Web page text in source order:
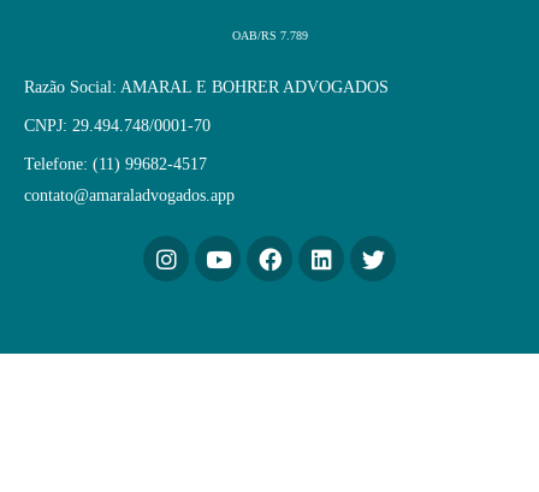
OAB/RS 7.789
Razão Social: AMARAL E BOHRER ADVOGADOS
CNPJ: 29.494.748/0001-70
Telefone: (11) 99682-4517
contato@amaraladvogados.app